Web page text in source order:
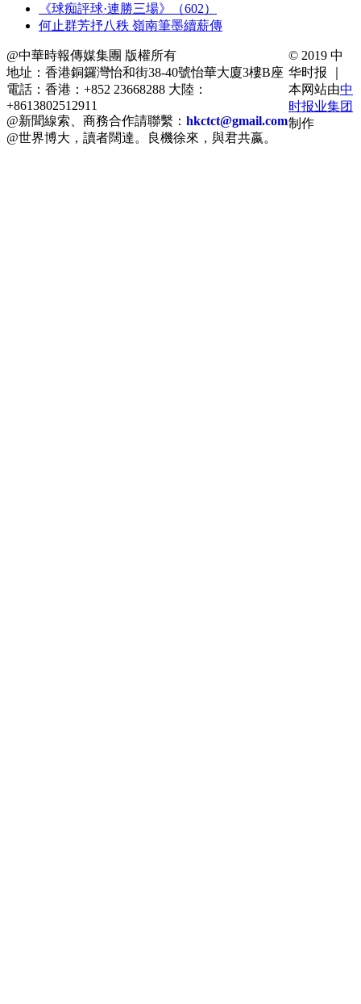
《球痴評球·連勝三場》（602）
何止群芳抒八秩 嶺南筆墨續薪傳
@中華時報傳媒集團 版權所有
地址：香港銅鑼灣怡和街38-40號怡華大廈3樓B座
電話：香港：+852 23668288 大陸：
+8613802512911
@新聞線索、商務合作請聯繫： hkctct@gmail.com
@世界博大，讀者闊達。良機徐來，與君共嬴。
© 2019 中
华时报 ｜
本网站由中
时报业集团
制作